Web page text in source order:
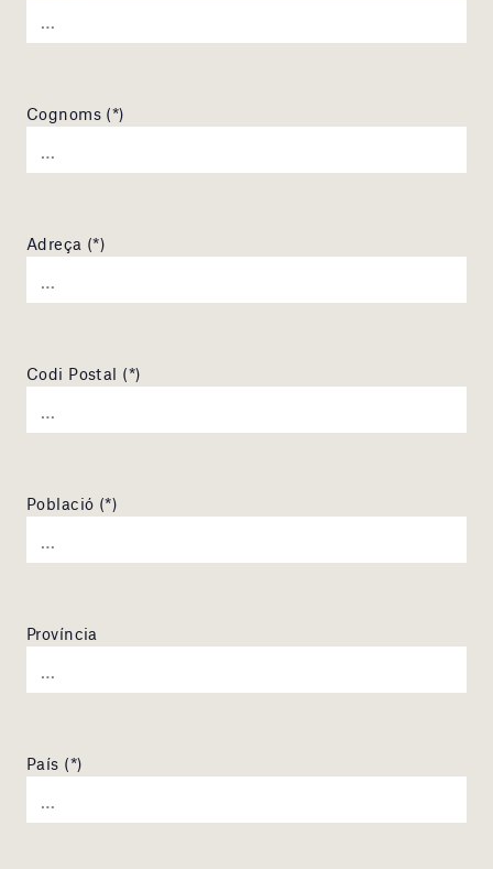
Cognoms (*)
Adreça (*)
Codi Postal (*)
Població (*)
Província
País (*)